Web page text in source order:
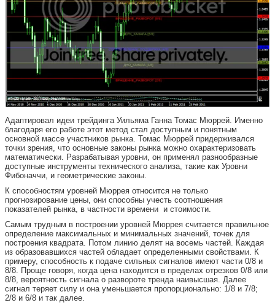
Адаптировал идеи трейдинга Уильяма Ганна Томас Мюррей. Именно
благодаря его работе этот метод стал доступным и понятным
основной массе участников рынка. Томас Мюррей придерживался
точки зрения, что основные законы рынка можно охарактеризовать
математически. Разрабатывая уровни, он применял разнообразные
доступные инструменты технического анализа, такие как Уровни
Фибоначчи, и геометрические законы.
К способностям уровней Мюррея относится не только
прогнозирование цены, они способны учесть соотношения
показателей рынка, в частности времени и стоимости.
Самым трудным в построении уровней Мюррея считается правильное
определение максимальных и минимальных значений, точек для
построения квадрата. Потом линию делят на восемь частей. Каждая
из образовавшихся частей обладает определенными свойствами. К
примеру, способность к подаче сильных сигналов имеют части 0/8 и
8/8. Проще говоря, когда цена находится в пределах отрезков 0/8 или
8/8, вероятность сигнала о развороте тренда наивысшая. Далее
сигнал теряет силу и она уменьшается пропорционально: 1/8 и 7/8;
2/8 и 6/8 и так далее.